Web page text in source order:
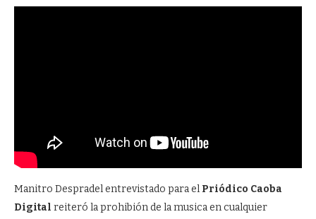
Manitro Despradel entrevistado para el Priódico Caoba
Digital reiteró la prohibión de la musica en cualquier